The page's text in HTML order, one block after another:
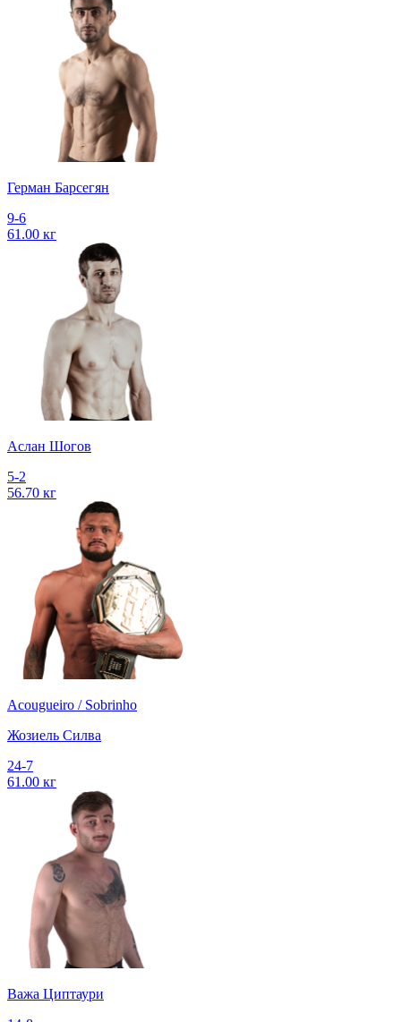
Герман Барсегян
9-6
61.00 кг
Аслан Шогов
5-2
56.70 кг
Acougueiro / Sobrinho
Жозиель Силва
24-7
61.00 кг
Важа Циптаури